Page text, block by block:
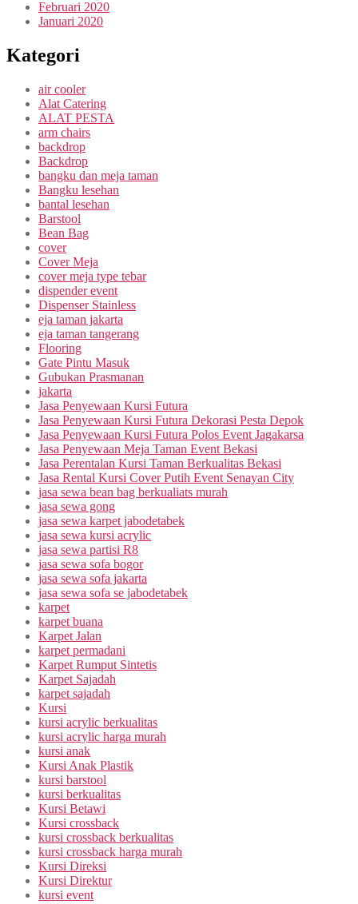
Februari 2020
Januari 2020
Kategori
air cooler
Alat Catering
ALAT PESTA
arm chairs
backdrop
Backdrop
bangku dan meja taman
Bangku lesehan
bantal lesehan
Barstool
Bean Bag
cover
Cover Meja
cover meja type tebar
dispender event
Dispenser Stainless
eja taman jakarta
eja taman tangerang
Flooring
Gate Pintu Masuk
Gubukan Prasmanan
jakarta
Jasa Penyewaan Kursi Futura
Jasa Penyewaan Kursi Futura Dekorasi Pesta Depok
Jasa Penyewaan Kursi Futura Polos Event Jagakarsa
Jasa Penyewaan Meja Taman Event Bekasi
Jasa Perentalan Kursi Taman Berkualitas Bekasi
Jasa Rental Kursi Cover Putih Event Senayan City
jasa sewa bean bag berkualiats murah
jasa sewa gong
jasa sewa karpet jabodetabek
jasa sewa kursi acrylic
jasa sewa partisi R8
jasa sewa sofa bogor
jasa sewa sofa jakarta
jasa sewa sofa se jabodetabek
karpet
karpet buana
Karpet Jalan
karpet permadani
Karpet Rumput Sintetis
Karpet Sajadah
karpet sajadah
Kursi
kursi acrylic berkualitas
kursi acrylic harga murah
kursi anak
Kursi Anak Plastik
kursi barstool
kursi berkualitas
Kursi Betawi
Kursi crossback
kursi crossback berkualitas
kursi crossback harga murah
Kursi Direksi
Kursi Direktur
kursi event